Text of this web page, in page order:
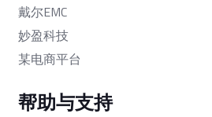
戴尔EMC
妙盈科技
某电商平台
帮助与支持